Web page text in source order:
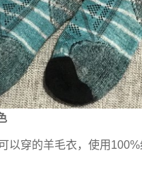
以穿的羊毛衣，使用100%